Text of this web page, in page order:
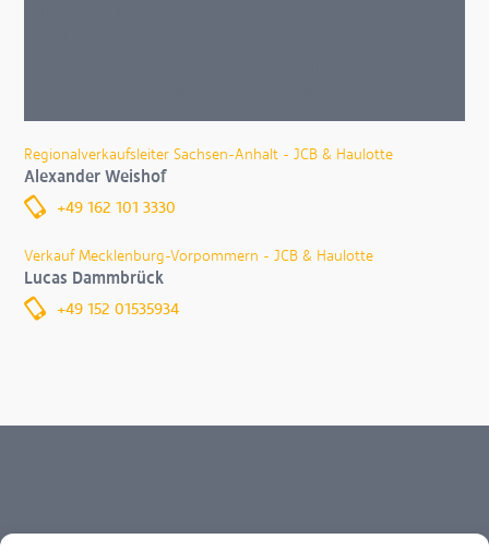
Regionalverkaufsleiter Sachsen-Anhalt - JCB & Haulotte
Alexander Weishof
+49 162 101 3330
Verkauf Mecklenburg-Vorpommern - JCB & Haulotte
Lucas Dammbrück
+49 152 01535934